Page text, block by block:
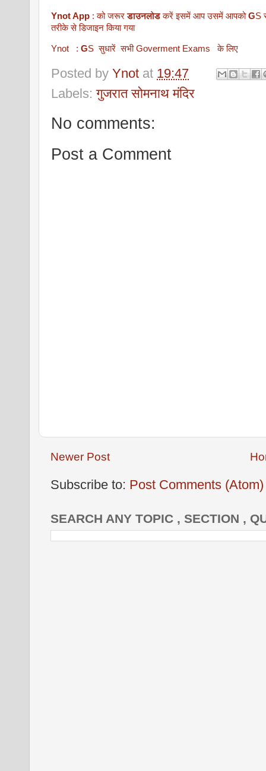
Ynot App : को जरूरडाउनलोडकरें इसमें आप उसमें आपकोGS
तरीके से डिजाइन किया गया
Ynot : GS सुधारें सभी Goverment Exams के लिए
Posted by Ynot at 19:47
Labels:गुजरात सोमनाथ मंदिर
No comments:
Post a Comment
Newer Post
Subscribe to: Post Comments (Atom)
SEARCH ANY TOPIC , SECTION ,